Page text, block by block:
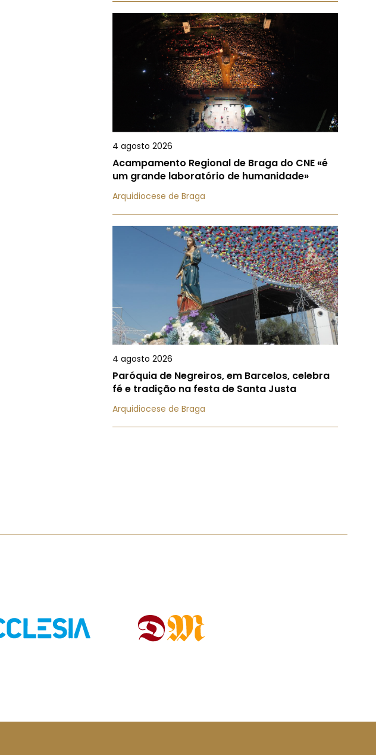
4 agosto 2026
Acampamento Regional de Braga do CNE «é
um grande laboratório de humanidade»
Arquidiocese de Braga
4 agosto 2026
Paróquia de Negreiros, em Barcelos, celebra
fé e tradição na festa de Santa Justa
Arquidiocese de Braga